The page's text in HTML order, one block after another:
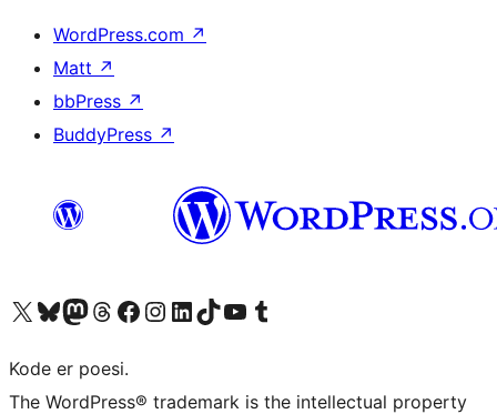
WordPress.com ↗
Matt ↗
bbPress ↗
BuddyPress ↗
Besøk vår konto på X Visit our Bluesky account
Besøk vår Mastodon-konto
Visit our Threads account
Besøk vår Facebook-sideBesøk vår Instagram-konto
Besøk vår LinkedIn-konto
Visit our TikTok account
Visit our YouTube channel
Visit our Tumblr account
Kode er poesi.
The WordPress® trademark is the intellectual property